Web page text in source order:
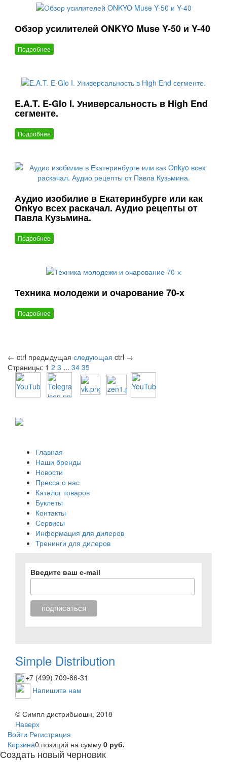
Обзор усилителей ONKYO Muse Y-50 и Y-40
Подробнее
E.A.T. E-Glo I. Универсальность в High End
сегменте.
Подробнее
Аудио изобилие в Екатеринбурге или как
Onkyo всех раскачал. Аудио рецепты от
Павла Кузьмина.
Подробнее
Техника молодежи и очарование 70-х
Подробнее
← ctrl предыдущая следующая ctrl →
Страницы: 1 2 3 ... 34 35
Главная
Наши бренды
Новости
Пресса о нас
Каталог товаров
Буклеты
Контакты
Сервисы
Информация для дилеров
Тренинги для дилеров
Введите ваш e-mail
Simple Distribution
+7 (499) 709-86-31
Напишите нам
© Симпл дистрибьюшн, 2018
Наверх
Войти Регистрация
Корзина0 позиций на сумму 0 руб.
Создать новый черновик